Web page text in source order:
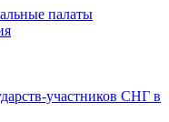
палаты
участников СНГ в